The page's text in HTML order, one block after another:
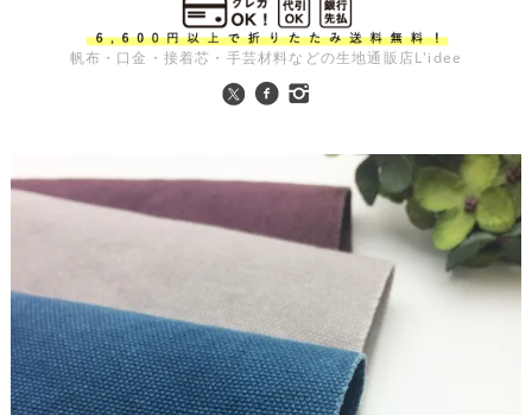
帆布・口金・接着芯・手芸材料などの生地通販店L'idee